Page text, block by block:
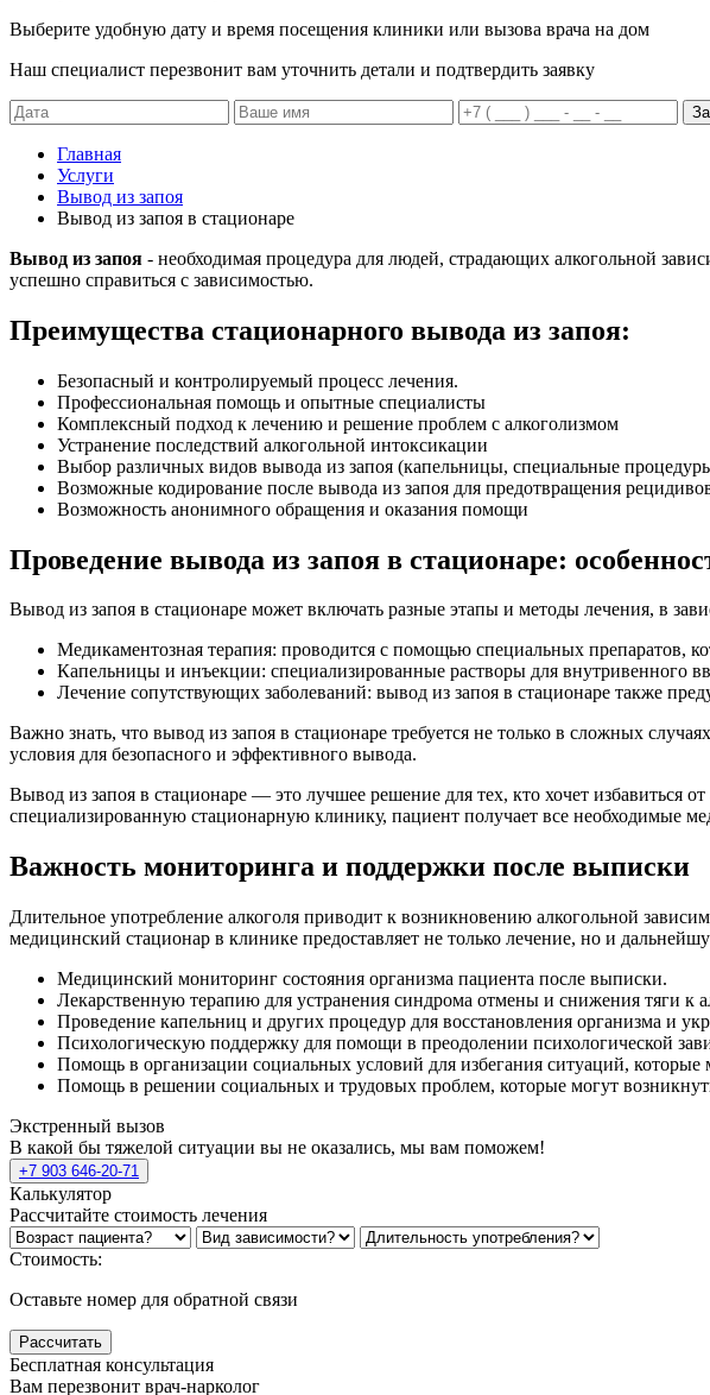
Выберите удобную дату и время посещения клиники или вызова врача на дом
Наш специалист перезвонит вам уточнить детали и подтвердить заявку
Главная
Услуги
Вывод из запоя
Вывод из запоя в стационаре
Вывод из запоя - необходимая процедура для людей, страдающих алкогольной
успешно справиться с зависимостью.
Преимущества стационарного вывода из запоя:
Безопасный и контролируемый процесс лечения.
Профессиональная помощь и опытные специалисты
Комплексный подход к лечению и решение проблем с алкоголизмом
Устранение последствий алкогольной интоксикации
Выбор различных видов вывода из запоя (капельницы, специальные
Возможные кодирование после вывода из запоя для предотвращения
Возможность анонимного обращения и оказания помощи
Проведение вывода из запоя в стационаре:
Вывод из запоя в стационаре может включать разные этапы и методы лечения, в
Медикаментозная терапия: проводится с помощью специальных препаратов,
Капельницы и инъекции: специализированные растворы для внутривенного
Лечение сопутствующих заболеваний: вывод из запоя в стационаре также
Важно знать, что вывод из запоя в стационаре требуется не только в сложных
условия для безопасного и эффективного вывода.
Вывод из запоя в стационаре — это лучшее решение для тех, кто хочет избавиться
специализированную стационарную клинику, пациент получает все необходимые
Важность мониторинга и поддержки после выписки
Длительное употребление алкоголя приводит к возникновению алкогольной
медицинский стационар в клинике предоставляет не только лечение, но и
Медицинский мониторинг состояния организма пациента после выписки.
Лекарственную терапию для устранения синдрома отмены и снижения тяги к
Проведение капельниц и других процедур для восстановления организма и
Психологическую поддержку для помощи в преодолении психологической
Помощь в организации социальных условий для избегания ситуаций, которые
Помощь в решении социальных и трудовых проблем, которые могут
Экстренный вызов
В какой бы тяжелой ситуации вы не оказались, мы вам поможем!
+7 903 646-20-71
Калькулятор
Рассчитайте стоимость лечения
Стоимость:
Оставьте номер для обратной связи
Рассчитать
Бесплатная консультация
Вам перезвонит врач-нарколог